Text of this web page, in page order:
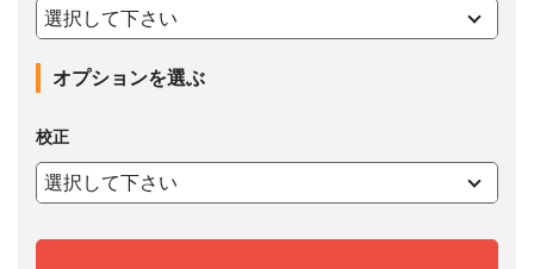
オプションを選ぶ
校正